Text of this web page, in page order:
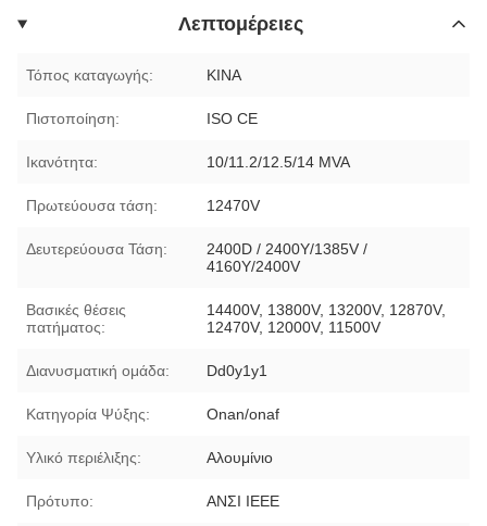
Λεπτομέρειες
Τόπος καταγωγής: ΚΙΝΑ
Πιστοποίηση: ISO CE
Ικανότητα: 10/11.2/12.5/14 MVA
Πρωτεύουσα τάση: 12470V
Δευτερεύουσα Τάση:
2400D / 2400Y/1385V /
4160Y/2400V
Βασικές θέσεις
πατήματος:
14400V, 13800V, 13200V, 12870V,
12470V, 12000V, 11500V
Διανυσματική ομάδα: Dd0y1y1
Κατηγορία Ψύξης: Onan/onaf
Υλικό περιέλιξης: Αλουμίνιο
Πρότυπο: ΑΝΣΙ IEEE